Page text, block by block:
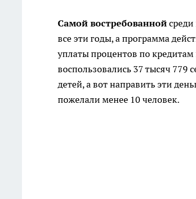
Самой востребованнойсреди
все эти годы, а программа
уплаты процентов по
воспользовались 37 тысяч 779
детей, а вот направить эти
пожелали менее 10 человек.